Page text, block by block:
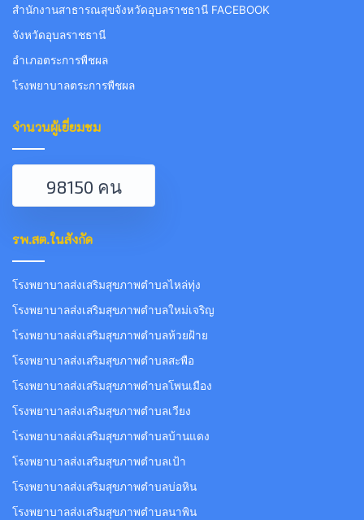
สำนักงานสาธารณสุขจังหวัดอุบลราชธานี FACEBOOK
จังหวัดอุบลราชธานี
อำเภอตระการพืชผล
โรงพยาบาลตระการพืชผล
จำนวนผู้เยี่ยมชม
98150 คน
รพ.สต.ในสังกัด
โรงพยาบาลส่งเสริมสุขภาพตำบลไหล่ทุ่ง
โรงพยาบาลส่งเสริมสุขภาพตำบลใหม่เจริญ
โรงพยาบาลส่งเสริมสุขภาพตำบลห้วยฝ้าย
โรงพยาบาลส่งเสริมสุขภาพตำบลสะพือ
โรงพยาบาลส่งเสริมสุขภาพตำบลโพนเมือง
โรงพยาบาลส่งเสริมสุขภาพตำบลเวียง
โรงพยาบาลส่งเสริมสุขภาพตำบลบ้านแดง
โรงพยาบาลส่งเสริมสุขภาพตำบลเป้า
โรงพยาบาลส่งเสริมสุขภาพตำบลบ่อหิน
โรงพยาบาลส่งเสริมสุขภาพตำบลนาพิน